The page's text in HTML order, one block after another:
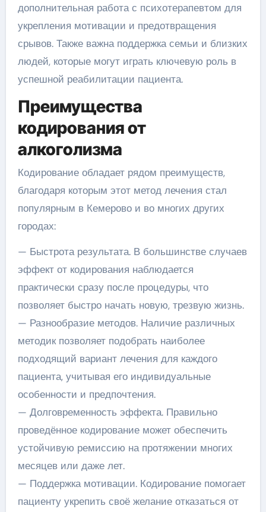
дополнительная работа с психотерапевтом для
укрепления мотивации и предотвращения
срывов. Также важна поддержка семьи и близких
людей, которые могут играть ключевую роль в
успешной реабилитации пациента.
Преимущества
кодирования от
алкоголизма
Кодирование обладает рядом преимуществ,
благодаря которым этот метод лечения стал
популярным в Кемерово и во многих других
городах:
— Быстрота результата. В большинстве случаев
эффект от кодирования наблюдается
практически сразу после процедуры, что
позволяет быстро начать новую, трезвую жизнь.
— Разнообразие методов. Наличие различных
методик позволяет подобрать наиболее
подходящий вариант лечения для каждого
пациента, учитывая его индивидуальные
особенности и предпочтения.
— Долговременность эффекта. Правильно
проведённое кодирование может обеспечить
устойчивую ремиссию на протяжении многих
месяцев или даже лет.
— Поддержка мотивации. Кодирование помогает
пациенту укрепить своё желание отказаться от